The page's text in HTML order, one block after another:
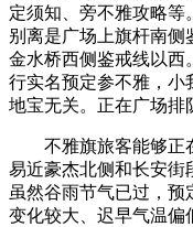
定须知、旁不雅攻略等
别离是广场上旗杆南侧
金水桥西侧鉴戒线以西
行实名预定参不雅，小
地宝无关。正在广场排
不雅旗旅客能够正
易近豪杰北侧和长安街
虽然谷雨节气已过，预
变化较大、迟早气温偏